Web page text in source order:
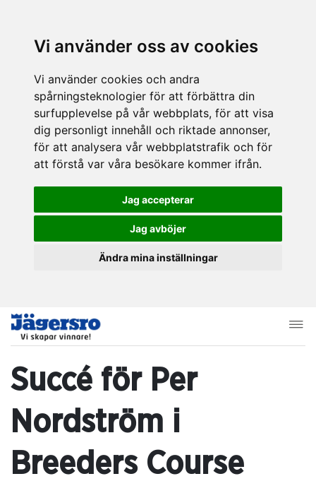
Vi använder oss av cookies
Vi använder cookies och andra
spårningsteknologier för att förbättra din
surfupplevelse på vår webbplats, för att visa
dig personligt innehåll och riktade annonser,
för att analysera vår webbplatstrafik och för
att förstå var våra besökare kommer ifrån.
Jag accepterar
Jag avböjer
Ändra mina inställningar
Succé för Per
Nordström i
Breeders Course